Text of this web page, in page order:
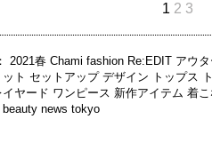
1 2 3
2021春 Chami fashion Re:EDIT アウタ
ト セットアップ デザイン トップス
イヤード ワンピース 新作アイテム 着こ
beauty news tokyo